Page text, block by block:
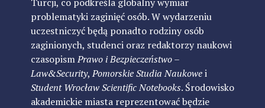
Turcji, co podkreśla globalny wymiar
problematyki zaginięć osób. W wydarzeniu
uczestniczyć będą ponadto rodziny osób
zaginionych, studenci oraz redaktorzy naukowi
czasopismPrawo i Bezpieczeństwo –
Law&Security,Pomorskie Studia Naukowei
Student Wrocław Scientific Notebooks. Środowisko
akademickie miasta reprezentować będzie